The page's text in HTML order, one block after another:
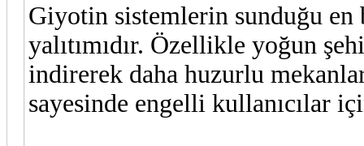
Giyotin sistemlerin sunduğu en
yalıtımıdır. Özellikle yoğun
indirerek daha huzurlu
sayesinde engelli kullanıcılar